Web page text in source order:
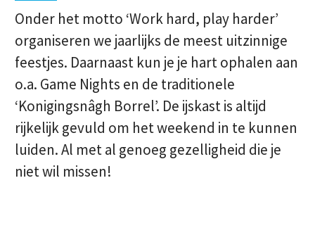
Onder het motto ‘Work hard, play harder’
organiseren we jaarlijks de meest uitzinnige
feestjes. Daarnaast kun je je hart ophalen aan
o.a. Game Nights en de traditionele
‘Konigingsnâgh Borrel’. De ijskast is altijd
rijkelijk gevuld om het weekend in te kunnen
luiden. Al met al genoeg gezelligheid die je
niet wil missen!